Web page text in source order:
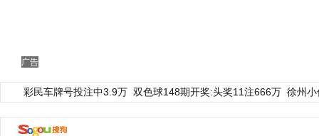
广告
彩民车牌号投注中3.9万 双色球148期开奖:头奖11注666万 徐州